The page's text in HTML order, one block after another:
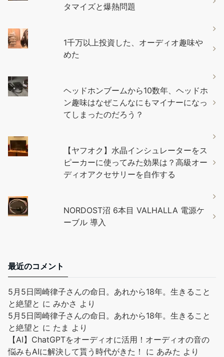
タマイズと爆熱問題
1千万以上投資した、オーディオ趣味や
めた
ヘッドホンブームから10数年、ヘッドホ
ン趣味はなぜこんなにもマイナーになっ
てしまったのだろう？
【ヤフオク】水晶インシュレーターをス
ピーカーに使ってみた効果は？高級オー
ディオアクセサリーを自作する
NORDOST沼 6本目 VALHALLA 電源ケ
ーブル 導入
最近のコメント
5月5日岡崎律子さんの命日。あれから18年。生きること
と絶望と に みかさ より
5月5日岡崎律子さんの命日。あれから18年。生きること
と絶望と に たま より
【AI】ChatGPTをオーディオに活用！オーディオの音の
悩みもAIに解決して貰う時代がきた！
に あみた より